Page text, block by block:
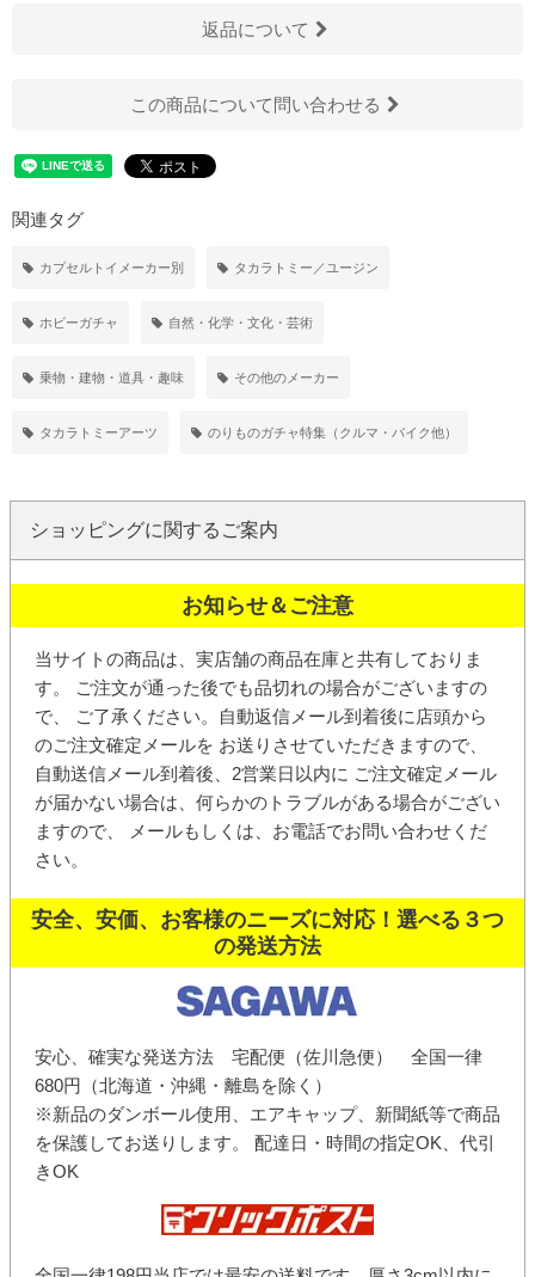
返品について
この商品について問い合わせる
関連タグ
カプセルトイメーカー別 タカラトミー／ユージン
ホビーガチャ 自然・化学・文化・芸術
乗物・建物・道具・趣味 その他のメーカー
タカラトミーアーツ のりものガチャ特集（クルマ・バイク他）
ショッピングに関するご案内
お知らせ＆ご注意
当サイトの商品は、実店舗の商品在庫と共有しておりま
す。 ご注文が通った後でも品切れの場合がございますの
で、 ご了承ください。
自動返信メール到着後に店頭から
のご注文確定メールを お送りさせていただきますので、
自動送信メール到着後、2営業日以内に ご注文確定メール
が届かない場合は、何らかのトラブルがある場合がござい
ますので、 メールもしくは、お電話でお問い合わせくだ
さい。
安全、安価、お客様のニーズに対応！選べる３つ
の発送方法
安心、確実な発送方法 宅配便（佐川急便） 全国一律
680円（北海道・沖縄・離島を除く）
※新品のダンボール使用、エアキャップ、新聞紙等で商品
を保護してお送りします。 配達日・時間の指定OK、代引
きOK